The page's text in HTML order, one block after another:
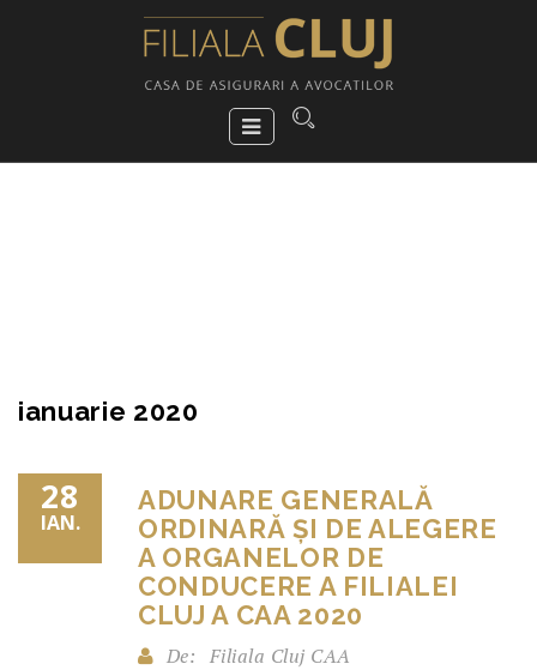
ianuarie 2020
28
IAN.
ADUNARE GENERALĂ
ORDINARĂ ȘI DE ALEGERE
A ORGANELOR DE
CONDUCERE A FILIALEI
CLUJ A CAA 2020
De: Filiala Cluj CAA